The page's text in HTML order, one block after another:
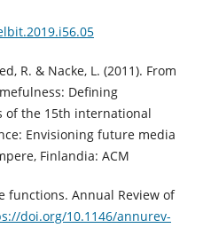
R. & Nacke, L. (2011). From
Defining
of the 15th international
Envisioning future media
Finlandia: ACM
functions. Annual Review of
doi.org/10.1146/annurev-